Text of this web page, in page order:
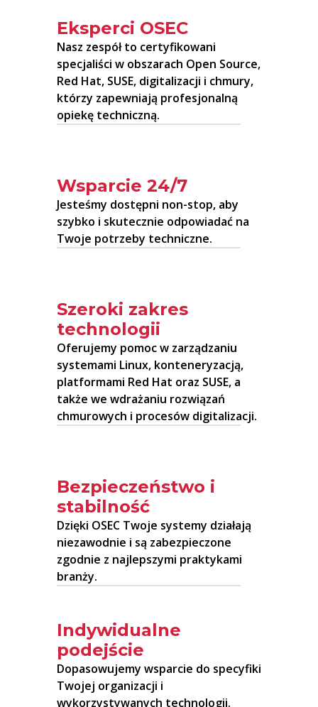
Eksperci OSEC
Nasz zespół to certyfikowani
specjaliści w obszarach Open Source,
Red Hat, SUSE, digitalizacji i chmury,
którzy zapewniają profesjonalną
opiekę techniczną.
Wsparcie 24/7
Jesteśmy dostępni non-stop, aby
szybko i skutecznie odpowiadać na
Twoje potrzeby techniczne.
Szeroki zakres
technologii
Oferujemy pomoc w zarządzaniu
systemami Linux, konteneryzacją,
platformami Red Hat oraz SUSE, a
także we wdrażaniu rozwiązań
chmurowych i procesów digitalizacji.
Bezpieczeństwo i
stabilność
Dzięki OSEC Twoje systemy działają
niezawodnie i są zabezpieczone
zgodnie z najlepszymi praktykami
branży.
Indywidualne
podejście
Dopasowujemy wsparcie do specyfiki
Twojej organizacji i
wykorzystywanych technologii.